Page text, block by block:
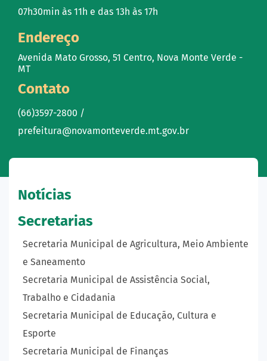
07h30min às 11h e das 13h às 17h
Endereço
Avenida Mato Grosso, 51 Centro, Nova Monte Verde -
MT
Contato
(66)3597-2800 /
prefeitura@novamonteverde.mt.gov.br
Notícias
Secretarias
Secretaria Municipal de Agricultura, Meio Ambiente
e Saneamento
Secretaria Municipal de Assistência Social,
Trabalho e Cidadania
Secretaria Municipal de Educação, Cultura e
Esporte
Secretaria Municipal de Finanças